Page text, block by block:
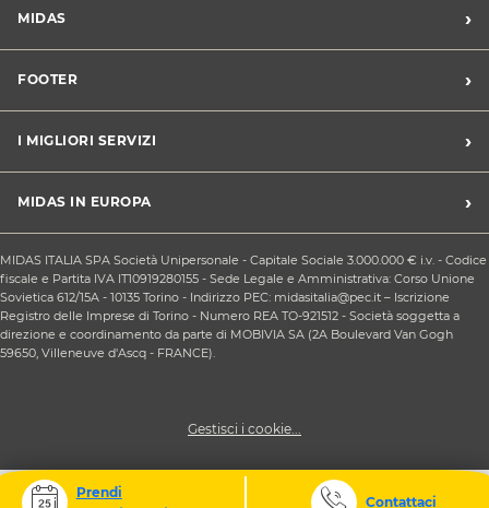
MIDAS ›
Blog dell'automobilista
Lavora con noi
Chi siamo
FOOTER ›
Apri un centro in franchising
CONDIZIONI PROMOZIONI
Sconti Convenzioni
Privacy policy
Condizioni Generali di Vendita
Contattaci
Responsabilità sociale d'impresa
Cookie Policy
I MIGLIORI SERVIZI ›
Revisione
Cambio gomme stagionale
Cinghia di distribuzione
Ricarica clima
Sostituzione batteria
Sostituzione ammortizzatori
MIDAS IN EUROPA ›
Midas Spagna
Midas Belgio
Midas Portogallo
MIDAS ITALIA SPA Società Unipersonale - Capitale Sociale 3.000.000 € i.v. - Codice
fiscale e Partita IVA IT10919280155 - Sede Legale e Amministrativa: Corso Unione
Sovietica 612/15A - 10135 Torino - Indirizzo PEC: midasitalia@pec.it – Iscrizione
Registro delle Imprese di Torino - Numero REA TO-921512 - Società soggetta a
direzione e coordinamento da parte di MOBIVIA SA (2A Boulevard Van Gogh
59650, Villeneuve d'Ascq - FRANCE).
Gestisci i cookie...
Prendi
Contattaci